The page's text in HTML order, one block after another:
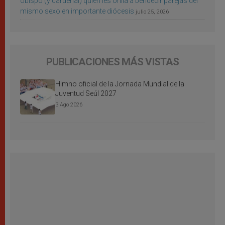
mismo sexo en importante diócesis julio 25, 2026
PUBLICACIONES MÁS VISTAS
Himno oficial de la Jornada Mundial de la
Juventud Seúl 2027
3 Ago 2026